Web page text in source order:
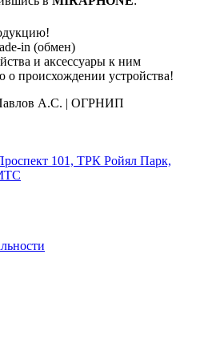
in (обмен)
и аксессуары к ним
происхождении устройства!
А.С. | ОГРНИП
101, ТРК Ройял Парк,